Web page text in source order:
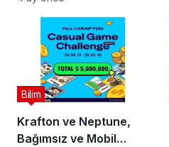
Gökçe Dervişoğlu
Okandan Oldu!
Krafton ve Neptune,
Bağımsız ve Mobil
Bilim